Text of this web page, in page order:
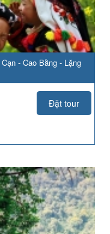
- Cao Bằng - Lặng
Đặt tour